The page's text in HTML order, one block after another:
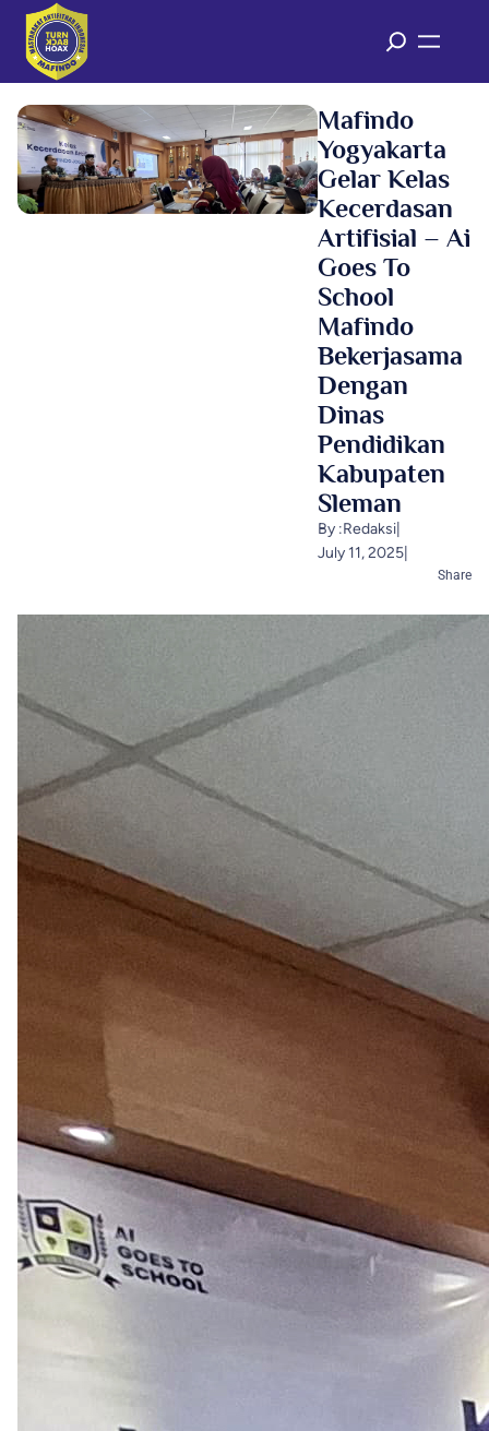
Mafindo
Yogyakarta
Gelar Kelas
Kecerdasan
Artifisial – Ai
Goes To
School
Mafindo
Bekerjasama
Dengan
Dinas
Pendidikan
Kabupaten
Sleman
By :Redaksi
July 11, 2025
Share